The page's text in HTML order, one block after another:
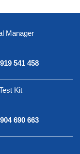
Manager
541 458
Kit
690 663